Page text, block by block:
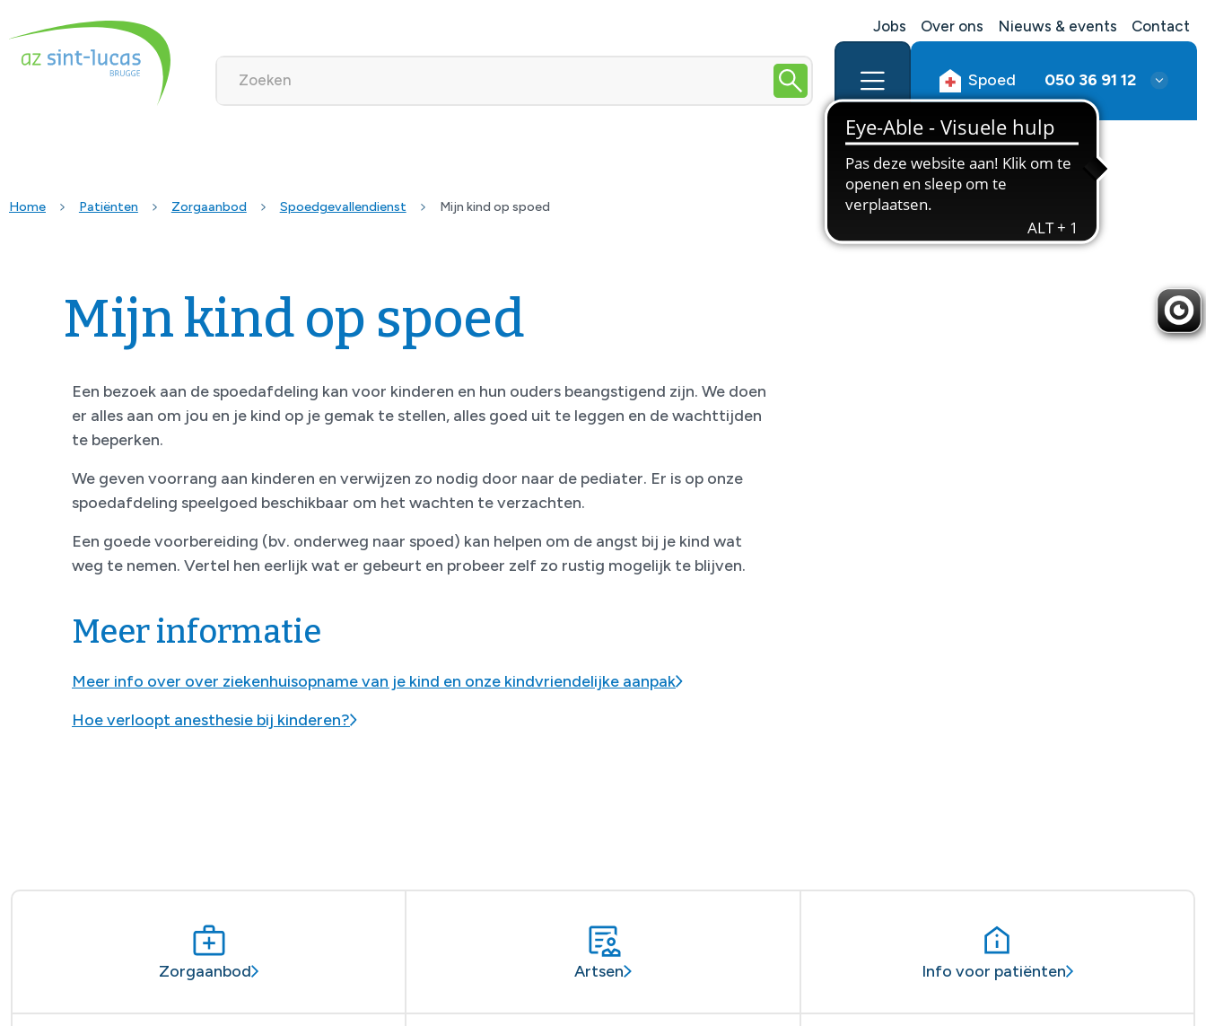
Jobs Over ons Nieuws & events Contact
Spoed 050 36 91 12
Home Patiënten Zorgaanbod Spoedgevallendienst Mijn kind op spoed
Mijn kind op spoed
Een bezoek aan de spoedafdeling kan voor kinderen en hun ouders beangstigend zijn. We doen
er alles aan om jou en je kind op je gemak te stellen, alles goed uit te leggen en de wachttijden
te beperken.
We geven voorrang aan kinderen en verwijzen zo nodig door naar de pediater. Er is op onze
spoedafdeling speelgoed beschikbaar om het wachten te verzachten.
Een goede voorbereiding (bv. onderweg naar spoed) kan helpen om de angst bij je kind wat
weg te nemen. Vertel hen eerlijk wat er gebeurt en probeer zelf zo rustig mogelijk te blijven.
Meer informatie
Meer info over over ziekenhuisopname van je kind en onze kindvriendelijke aanpak
Hoe verloopt anesthesie bij kinderen?
Zorgaanbod Artsen Info voor patiënten